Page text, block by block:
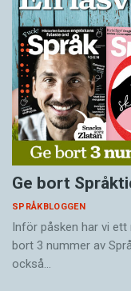
Ge bort
SPRÅKBLOGGEN
Inför påsken har vi ett
bort 3 nummer av
också…